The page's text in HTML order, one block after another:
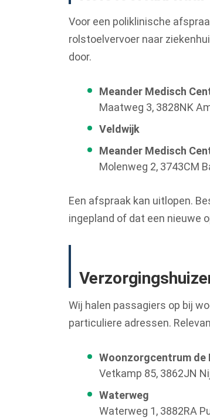
Voor een poliklinische
rolstoelvervoer naar
door.
Meander Medisch
Maatweg 3, 3828NK
Veldwijk
Meander Medisch
Molenweg 2, 3743CM
Een afspraak kan uitlopen.
ingepland of dat een nieuwe
Wij halen passagiers op bij
particuliere adressen.
Woonzorgcentrum de
Vetkamp 85, 3862JN
Waterweg
Waterweg 1, 3882RA